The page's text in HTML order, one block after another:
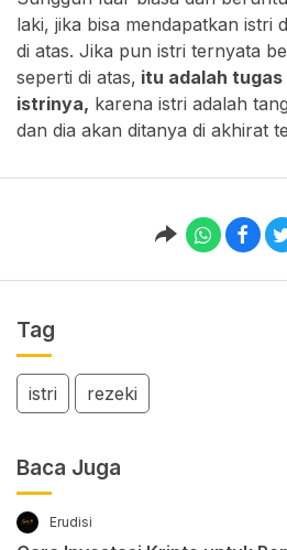
laki, jika bisa mendapatkan istri
di atas. Jika pun istri ternyata
seperti di atas, itu adalah
istrinya, karena istri adalah
dan dia akan ditanya di akhirat
Tag
istri rezeki
Baca Juga
Erudisi